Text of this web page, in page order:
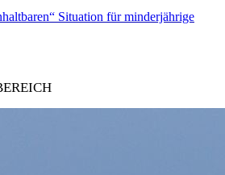
Situation für minderjährige